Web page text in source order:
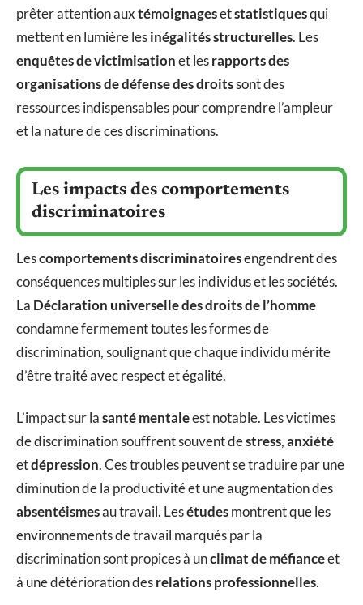
prêter attention auxtémoignagesetstatistiquesqui
mettent en lumière lesinégalités structurelles. Les
enquêtes de victimisationet lesrapports des
organisations de défense des droitssont des
ressources indispensables pour comprendre l’ampleur
et la nature de ces discriminations.
Les impacts des comportements
discriminatoires
Lescomportements discriminatoiresengendrent des
conséquences multiples sur les individus et les sociétés.
La Déclaration universelle des droits de l’homme
condamne fermement toutes les formes de
discrimination, soulignant que chaque individu mérite
d’être traité avec respect et égalité.
L’impact sur lasanté mentaleest notable. Les victimes
de discrimination souffrent souvent destress,anxiété
etdépression. Ces troubles peuvent se traduire par une
diminution de la productivité et une augmentation des
absentéismesau travail. Lesétudesmontrent que les
environnements de travail marqués par la
discrimination sont propices à unclimat de méfianceet
à une détérioration desrelations professionnelles.